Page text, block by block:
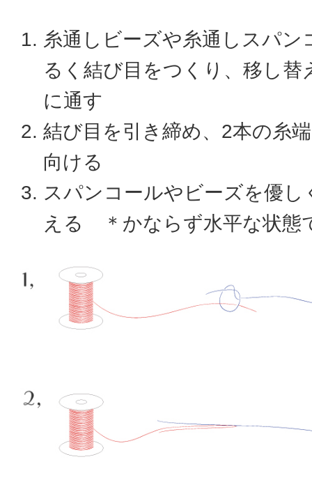
糸通しビーズや糸通しスパン
るく結び目をつくり、移し替
に通す
結び目を引き締め、2本の糸
向ける
スパンコールやビーズを優し
える ＊かならず水平な状態